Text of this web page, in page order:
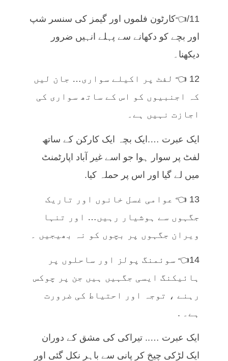
11/👈کارٹون فلموں اور گیمز کی سنسر شپ
اور بچے کو دکھانے سے پہلے انہیں ضرور
دیکھنا۔
12 👈 لفٹ پر اکیلے سواری… جان لیں
کہ اجنبیوں کو اس کے ساتھ سواری کی
اجازت نہیں ہے۔
ایک عبرت ….ایک بچہ ایک کارکن کے ساتھ
لفٹ پر سوار ہوا جو اسے غیر آباد اپارٹمنٹ
میں لے گیا اور اس پر حملہ کیا.
13 👈 عوامی غسل خانوں اور تاریک
جگہوں سے ہوشیار رہیں… اور تنہا
ویران جگہوں پر بچوں کو نہ بھیجیں ۔
14👈 سوئمنگ پولز اور ساحلوں پر
ہائیکنگ ایسی جگہیں ہیں جن پر چوکس
رہنے ، توجہ اور احتیاط کی ضرورت
ہے۔ .
ایک عبرت ….. تیراکی کی مشق کے دوران
ایک لڑکی چیخ کر پانی سے باہر نکل گئی اور